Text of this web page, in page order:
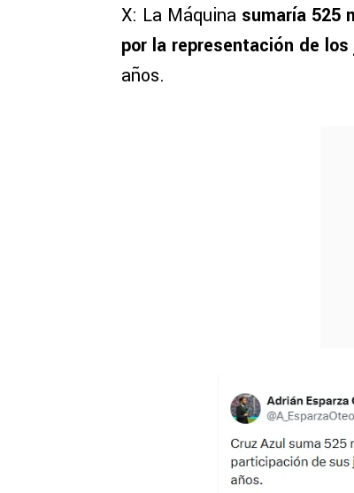
X: La Máquina sumaría 525
por la representación de
años.